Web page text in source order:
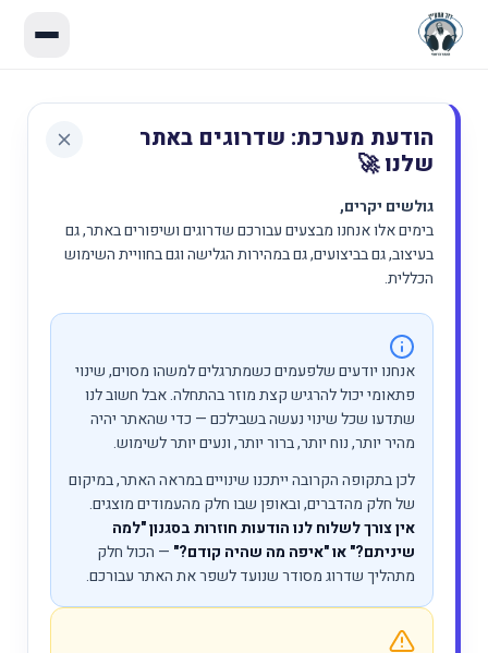
הודעת מערכת: שדרוגים באתר
שלנו 🚀
גולשים יקרים,
בימים אלו אנחנו מבצעים עבורכם שדרוגים ושיפורים באתר, גם
בעיצוב, גם בביצועים, גם במהירות הגלישה וגם בחוויית השימוש
הכללית.
אנחנו יודעים שלפעמים כשמתרגלים למשהו מסוים, שינוי
פתאומי יכול להרגיש קצת מוזר בהתחלה. אבל חשוב לנו
שתדעו שכל שינוי נעשה בשבילכם — כדי שהאתר יהיה
מהיר יותר, נוח יותר, ברור יותר, ונעים יותר לשימוש.
לכן בתקופה הקרובה ייתכנו שינויים במראה האתר, במיקום
של חלק מהדברים, ובאופן שבו חלק מהעמודים מוצגים.
אין צורך לשלוח לנו הודעות חוזרות בסגנון "למה
שיניתם?" או "איפה מה שהיה קודם?" — הכול חלק
מתהליך שדרוג מסודר שנועד לשפר את האתר עבורכם.